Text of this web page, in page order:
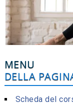
MENU
DELLA
Scheda del